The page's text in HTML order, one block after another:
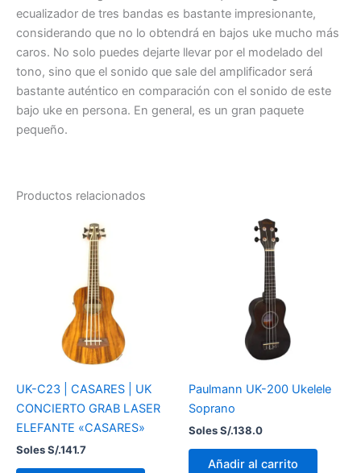
ecualizador de tres bandas es bastante impresionante,
considerando que no lo obtendrá en bajos uke mucho más
caros. No solo puedes dejarte llevar por el modelado del
tono, sino que el sonido que sale del amplificador será
bastante auténtico en comparación con el sonido de este
bajo uke en persona. En general, es un gran paquete
pequeño.
Productos relacionados
UK-C23 | CASARES | UK
CONCIERTO GRAB LASER
ELEFANTE «CASARES»
Soles S/.141.7
Paulmann UK-200 Ukelele
Soprano
Soles S/.138.0
Añadir al carrito